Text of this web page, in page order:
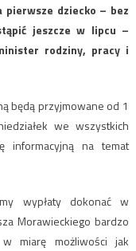
pierwsze dziecko – bez
jeszcze w lipcu –
rodziny, pracy i
będą przyjmowane od 1
we wszystkich
informacyjną na temat
wypłaty dokonać w
Morawieckiego bardzo
miarę możliwości jak